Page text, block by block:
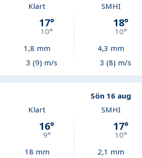
Klart
17°
10°
1,8 mm
3 (9) m/s
SMHI
18°
10°
4,3 mm
3 (8) m/s
Sön 16 aug
Klart
16°
9°
18 mm
SMHI
17°
10°
2,1 mm